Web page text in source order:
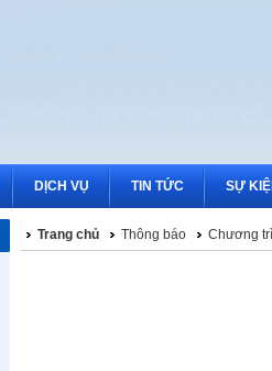
DỊCH VỤ TIN TỨC SỰ
Trang chủ Thông báo Chương